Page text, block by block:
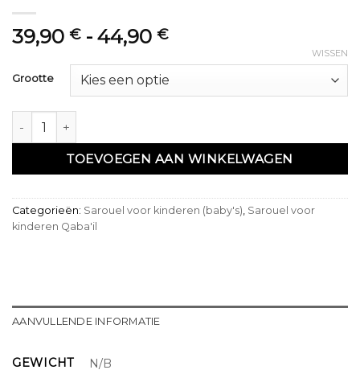
39,90 € - 44,90 €Prijsklasse:
tot
44,90 €
Grootte
WISSEN
Ensemble qabail neo sniper enfant vert clair aantal
TOEVOEGEN AAN WINKELWAGEN
Categorieën: Sarouel voor kinderen (baby's), Sarouel voor
kinderen Qaba'il
AANVULLENDE INFORMATIE
GEWICHT N/B